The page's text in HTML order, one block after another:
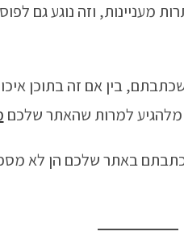
מעניינות, וזה נוגע גם
בין אם זה בתוכן
מלהגיע למרות שהאתר שלכם
באתר שלכם הן לא